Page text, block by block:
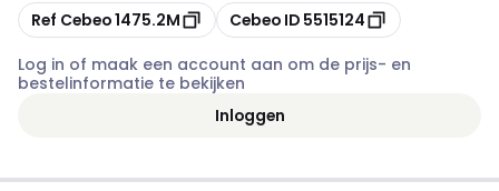
Kopiëren
Ref Cebeo1475.2M Kopiëren
Cebeo ID 5515124
Log in of maak een account aan om de prijs- en
bestelinformatie te bekijken
Inloggen